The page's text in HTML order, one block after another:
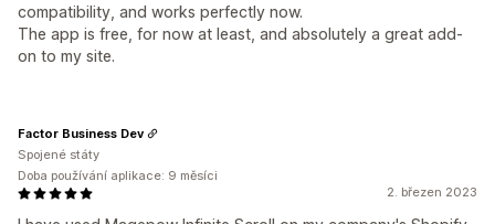
compatibility, and works perfectly now.
The app is free, for now at least, and absolutely a great add-
on to my site.
2. březen 2023
Factor Business Dev
Spojené státy
Doba používání aplikace: 9 měsíci